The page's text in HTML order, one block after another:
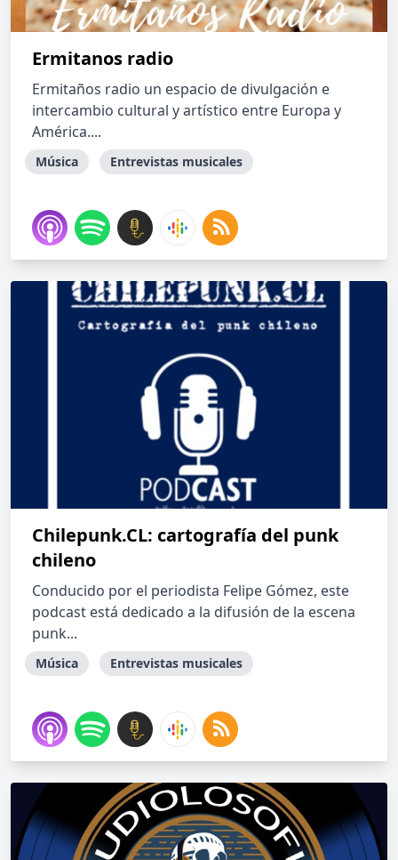
Ermitanos radio
Ermitaños radio un espacio de divulgación e
intercambio cultural y artístico entre Europa y
América....
Música Entrevistas musicales
Chilepunk.CL: cartografía del punk
chileno
Conducido por el periodista Felipe Gómez, este
podcast está dedicado a la difusión de la escena
punk...
Música Entrevistas musicales